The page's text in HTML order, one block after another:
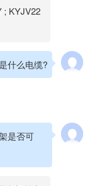
; KYJV22
什么电缆?
是否可